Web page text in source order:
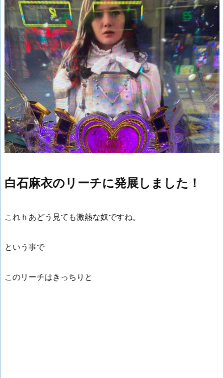
白石麻衣のリーチに発展しました！
これｈあどう見ても激熱な奴ですね。
という事で
このリーチはきっちりと